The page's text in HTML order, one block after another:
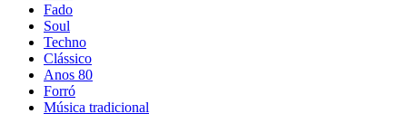
Fado
Soul
Techno
Clássico
Anos 80
Forró
Música tradicional